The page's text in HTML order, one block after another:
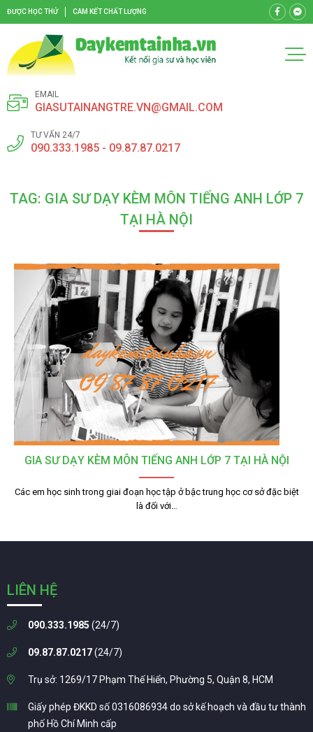
ĐƯỢC HỌC THỬ CAM KẾT CHẤT LƯỢNG
EMAIL
GIASUTAINANGTRE.VN@GMAIL.COM
TƯ VẤN 24/7
090.333.1985 - 09.87.87.0217
TAG: GIA SƯ DẠY KÈM MÔN TIẾNG ANH LỚP 7
TẠI HÀ NỘI
GIA SƯ DẠY KÈM MÔN TIẾNG ANH LỚP 7 TẠI HÀ NỘI
Các em học sinh trong giai đoạn học tập ở bậc trung học cơ sở đặc biệt
là đối với…
LIÊN HỆ
090.333.1985 (24/7)
09.87.87.0217(24/7)
Trụ sở: 1269/17 Phạm Thế Hiển, Phường 5, Quận 8, HCM
Giấy phép ĐKKD số 0316086934 do sở kế hoạch và đầu tư thành
phố Hồ Chí Minh cấp